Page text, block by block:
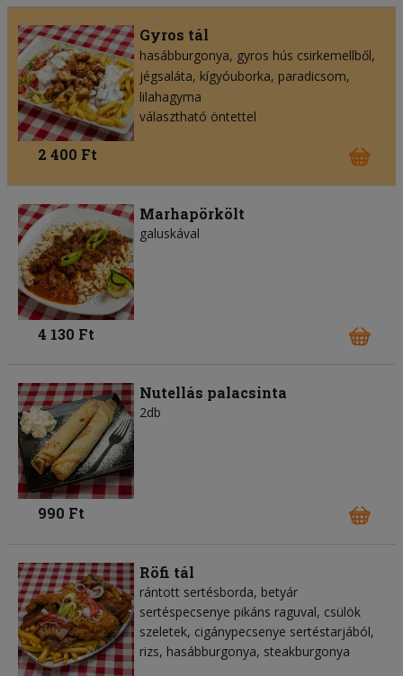
Gyros tál
hasábburgonya gyros hús csirkemellből
jégsaláta kígyóuborka paradicsom
lilahagyma
választható öntettel
2 400 Ft
Marhapörkölt
galuskával
4 130 Ft
Nutellás palacsinta
2db
990 Ft
Röfi tál
rántott sertésborda, betyár
sertéspecsenye pikáns raguval, csülök
szeletek, cigánypecsenye sertéstarjából,
rizs, hasábburgonya, steakburgonya